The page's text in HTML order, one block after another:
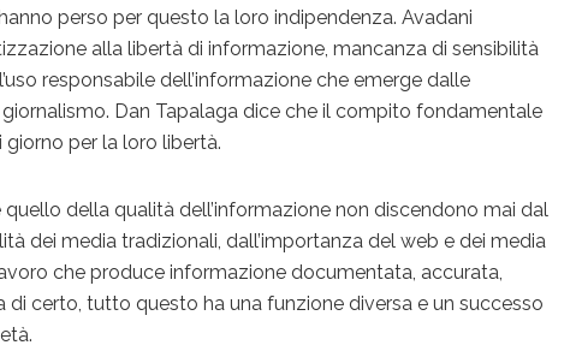
perso per questo la loro indipendenza. Avadani
alla libertà di informazione, mancanza di sensibilità
responsabile dell’informazione che emerge dalle
Dan Tapalaga dice che il compito fondamentale
per la loro libertà.
della qualità dell’informazione non discendono mai dal
dei media tradizionali, dall’importanza del web e dei media
che produce informazione documentata, accurata,
di certo, tutto questo ha una funzione diversa e un successo